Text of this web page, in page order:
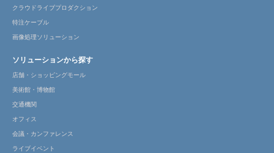
クラウドライブプロダクション
特注ケーブル
画像処理ソリューション
ソリューションから探す
店舗・ショッピングモール
美術館・博物館
交通機関
オフィス
会議・カンファレンス
ライブイベント